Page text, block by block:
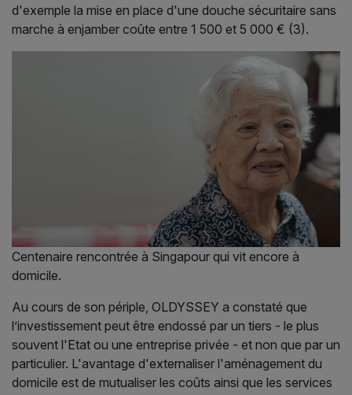
d'exemple la mise en place d'une douche sécuritaire sans
marche à enjamber coûte entre 1 500 et 5 000 € (3).
Centenaire rencontrée à Singapour qui vit encore à
domicile.
Au cours de son périple, OLDYSSEY a constaté que
l’investissement peut être endossé par un tiers - le plus
souvent l'Etat ou une entreprise privée - et non que par un
particulier. L'avantage d'externaliser l'aménagement du
domicile est de mutualiser les coûts ainsi que les services